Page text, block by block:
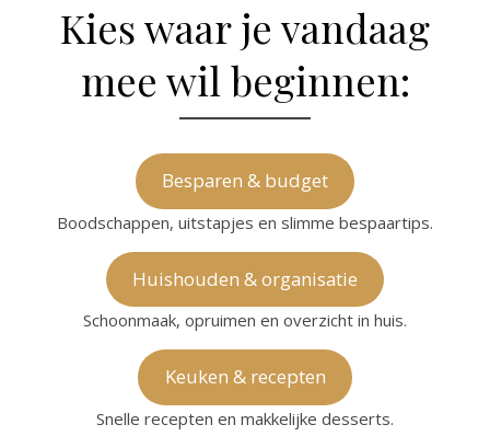
Kies waar je vandaag
mee wil beginnen:
Besparen & budget
Boodschappen, uitstapjes en slimme bespaartips.
Huishouden & organisatie
Schoonmaak, opruimen en overzicht in huis.
Keuken & recepten
Snelle recepten en makkelijke desserts.